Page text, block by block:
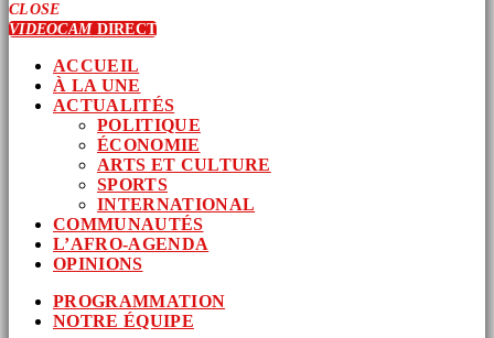
CLOSE
VIDEOCAMDIRECT
ACCUEIL
À LA UNE
ACTUALITÉS
POLITIQUE
ÉCONOMIE
ARTS ET CULTURE
SPORTS
INTERNATIONAL
COMMUNAUTÉS
L’AFRO-AGENDA
OPINIONS
PROGRAMMATION
NOTRE ÉQUIPE